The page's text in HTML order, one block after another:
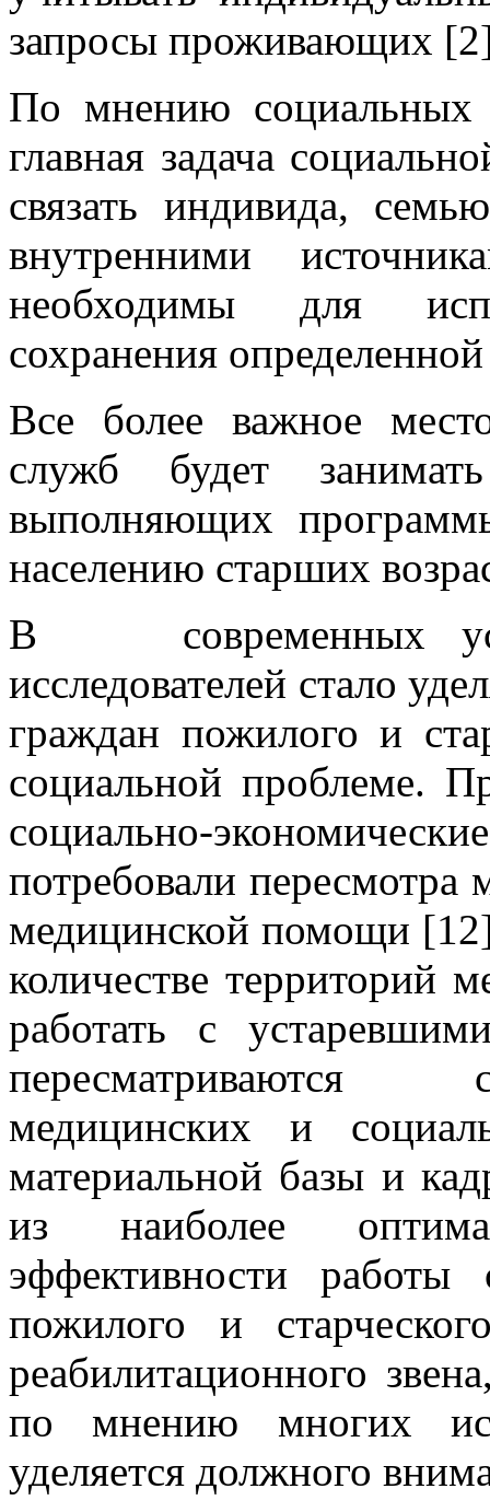
запросы проживающих
По мнению социальных
главная задача
связать индивида,
внутренними
необходимы для
сохранения
Все более важное
служб будет
выполняющих
населению старших
В современных
исследователей стало
граждан пожилого и
социальной проблеме.
социально-
потребовали
медицинской помощи
количестве территорий
работать с
пересматриваются
медицинских и
материальной базы и
из наиболее
эффективности
пожилого и
реабилитационного
по мнению многих
уделяется должного